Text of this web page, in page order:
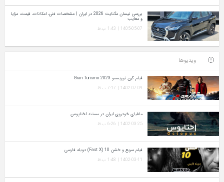
بررسی نیسان مگنایت 2026 در ایران | مشخصات فنی، امکانات، قیمت، مزایا
و معایب
1405-05-07 | 1:43 ب.ظ
ویدیوها
فیلم گرن توریسمو Gran Turismo 2023
1402-07-09 | 7:17 ب.ظ
مافیای خودروی ایران در مستند اختاپوس
1402-03-25 | 6:26 ب.ظ
فیلم سریع و خشن 10 (Fast X) دوبله فارسی
1402-03-11 | 1:48 ب.ظ